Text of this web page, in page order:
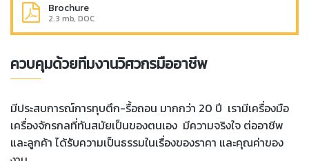
Brochure
2.3 mb, DOC
ควบคุมด้วยทีมงานวิศวกรมืออาชีพ
มีประสบการณ์การทุบตึก-รื้อถอน มากกว่า 20 ปี เรามีเครื่องมือ
เครื่องจักรกลที่ทันสมัยเป็นของตนเอง มีความจริงใจ ต่ออาชีพ
และลูกค้า ได้รับความเป็นธรรมในเรื่องของราคา และคุณค่าของ